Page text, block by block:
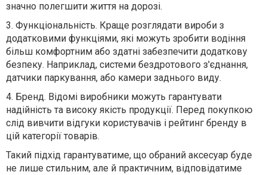
значно полегшити життя на дорозі.
3. Функціональність. Краще розглядати вироби з
додатковими функціями, які можуть зробити водіння
більш комфортним або здатні забезпечити додаткову
безпеку. Наприклад, системи бездротового з'єднання,
датчики паркування, або камери заднього виду.
4. Бренд. Відомі виробники можуть гарантувати
надійність та високу якість продукції. Перед покупкою
слід вивчити відгуки користувачів і рейтинг бренду в
цій категорії товарів.
Такий підхід гарантуватиме, що обраний аксесуар буде
не лише стильним, але й практичним, відповідатиме